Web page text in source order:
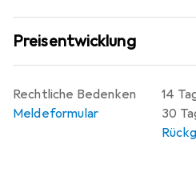
Preisentwicklung
14
30
Rechtliche Bedenken
Meldeformular